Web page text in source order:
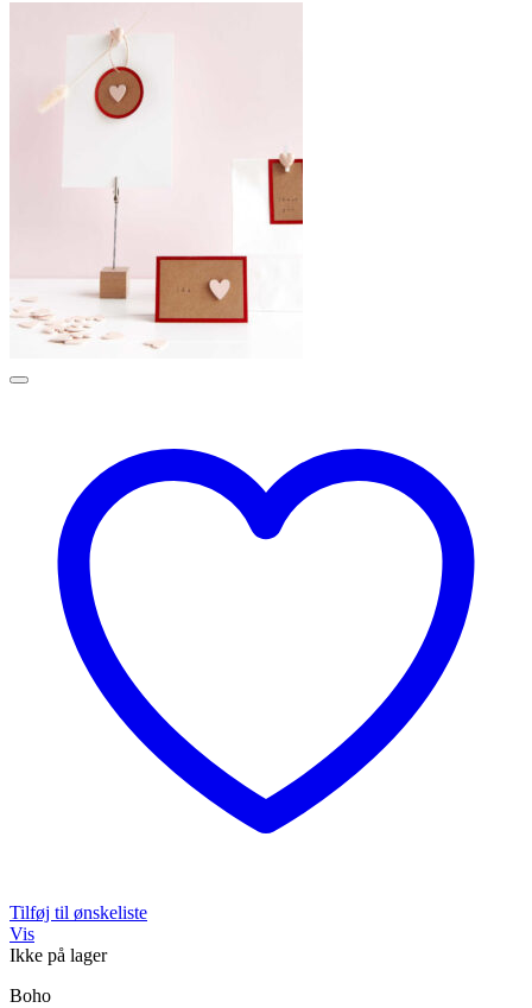
Tilføj til ønskeliste
Vis
Ikke på lager
Boho